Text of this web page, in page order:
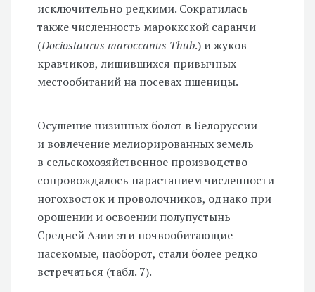
исключительно редкими. Сократилась
также численность мароккской саранчи
(Dociostaurus maroccanus Thub.) и жуков-
кравчиков, лишившихся привычных
местообитаний на посевах пшеницы.
Осушение низинных болот в Белоруссии
и вовлечение мелиорированных земель
в сельскохозяйственное производство
сопровождалось нарастанием численности
ногохвосток и проволочников, однако при
орошении и освоении полупустынь
Средней Азии эти почвообитающие
насекомые, наоборот, стали более редко
встречаться (табл. 7).